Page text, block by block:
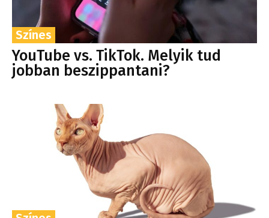
Színes
YouTube vs. TikTok. Melyik tud
jobban beszippantani?